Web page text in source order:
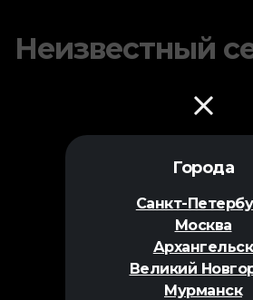
Города
Санкт-
Москва
Архангельск
Великий
Мурманск
Неизвестный